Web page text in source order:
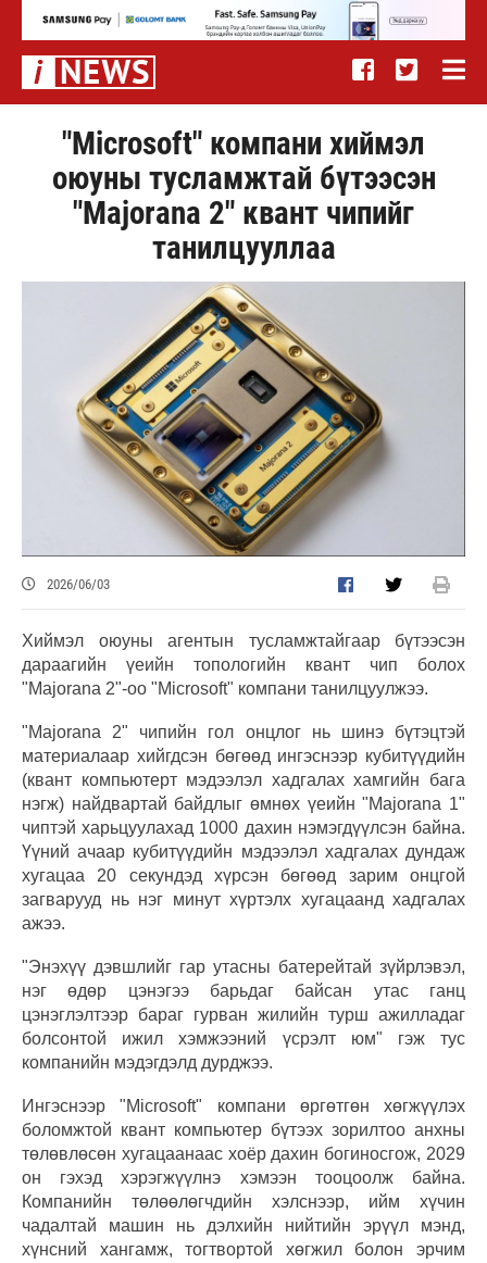
"Microsoft" компани хиймэл
оюуны тусламжтай бүтээсэн
"Majorana 2" квант чипийг
танилцууллаа
2026/06/03
Хиймэл оюуны агентын тусламжтайгаар бүтээсэн
дараагийн үеийн топологийн квант чип болох
"Majorana 2"-оо "Microsoft" компани танилцуулжээ.
"Majorana 2" чипийн гол онцлог нь шинэ бүтэцтэй
материалаар хийгдсэн бөгөөд ингэснээр кубитүүдийн
(квант компьютерт мэдээлэл хадгалах хамгийн бага
нэгж) найдвартай байдлыг өмнөх үеийн "Majorana 1"
чиптэй харьцуулахад 1000 дахин нэмэгдүүлсэн байна.
Үүний ачаар кубитүүдийн мэдээлэл хадгалах дундаж
хугацаа 20 секундэд хүрсэн бөгөөд зарим онцгой
загварууд нь нэг минут хүртэлх хугацаанд хадгалах
ажээ.
"Энэхүү дэвшлийг гар утасны батерейтай зүйрлэвэл,
нэг өдөр цэнэгээ барьдаг байсан утас ганц
цэнэглэлтээр бараг гурван жилийн турш ажилладаг
болсонтой ижил хэмжээний үсрэлт юм" гэж тус
компанийн мэдэгдэлд дурджээ.
Ингэснээр "Microsoft" компани өргөтгөн хөгжүүлэх
боломжтой квант компьютер бүтээх зорилтоо анхны
төлөвлөсөн хугацаанаас хоёр дахин богиносгож, 2029
он гэхэд хэрэгжүүлнэ хэмээн тооцоолж байна.
Компанийн төлөөлөгчдийн хэлснээр, ийм хүчин
чадалтай машин нь дэлхийн нийтийн эрүүл мэнд,
хүнсний хангамж, тогтвортой хөгжил болон эрчим